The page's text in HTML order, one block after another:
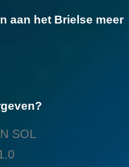
aan het Brielse meer
SOL